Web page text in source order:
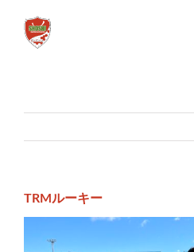
content
TRMルーキー